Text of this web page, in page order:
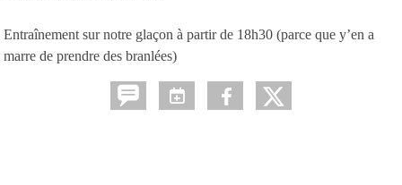
Entraînement sur notre glaçon à partir de 18h30 (parce que y’en a
marre de prendre des branlées)